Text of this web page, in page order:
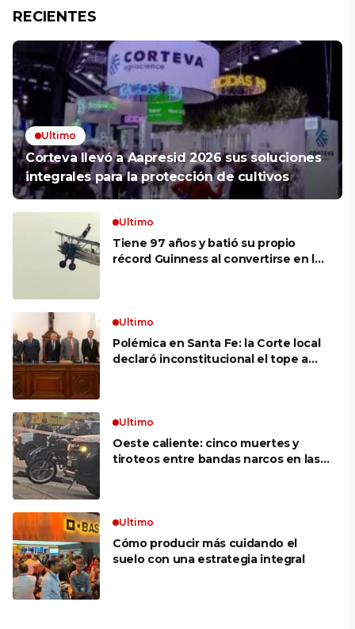
RECIENTES
Ultimo
Corteva llevó a Aapresid 2026 sus soluciones
integrales para la protección de cultivos
Ultimo
Tiene 97 años y batió su propio
récord Guinness al convertirse en la
puedo’ no existen en mi vocabulario»
Ultimo
Polémica en Santa Fe: la Corte local
declaró inconstitucional el tope a
Ultimo
Oeste caliente: cinco muertes y
tiroteos entre bandas narcos en las
Ultimo
Cómo producir más cuidando el
suelo con una estrategia integral